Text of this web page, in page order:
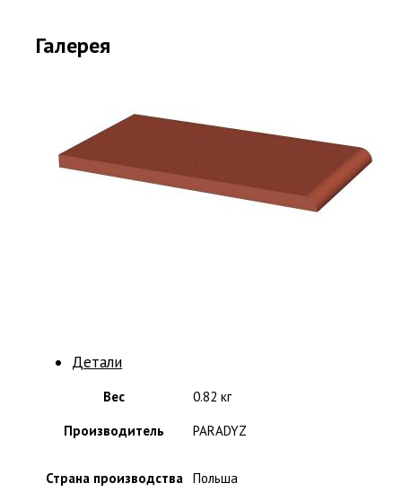
Галерея
Детали
Вес
0.82 кг
Производитель
PARADYZ
Страна производства Польша